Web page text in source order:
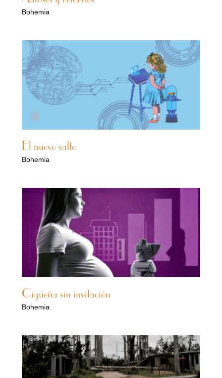
Bohemia
El nuevo salto
Bohemia
Cigüeña sin invitación
Bohemia